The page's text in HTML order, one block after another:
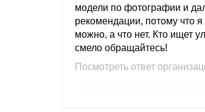
модели по фотографии и
рекомендации, потому что
можно, а что нет. Кто ищет
смело обращайтесь!
Посмотреть ответ